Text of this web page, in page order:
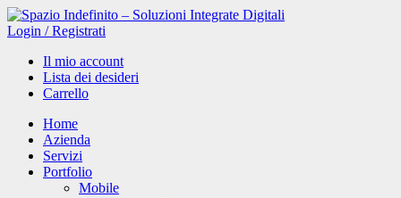
Login /Registrati
Il mio account
Lista dei desideri
Carrello
Home
Azienda
Servizi
Portfolio
Mobile